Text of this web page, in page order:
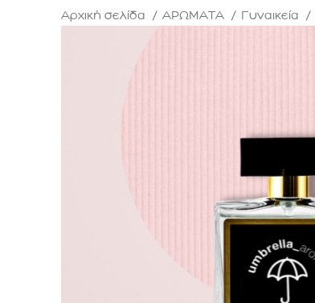
Αρχική σελίδα ΑΡΩΜΑΤΑ Γυναικεία